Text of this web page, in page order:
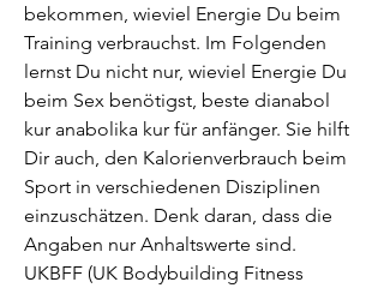
bekommen, wieviel Energie Du beim
Training verbrauchst. Im Folgenden
lernst Du nicht nur, wieviel Energie Du
beim Sex benötigst, beste dianabol
kur anabolika kur für anfänger. Sie hilft
Dir auch, den Kalorienverbrauch beim
Sport in verschiedenen Disziplinen
einzuschätzen. Denk daran, dass die
Angaben nur Anhaltswerte sind.
UKBFF (UK Bodybuilding Fitness